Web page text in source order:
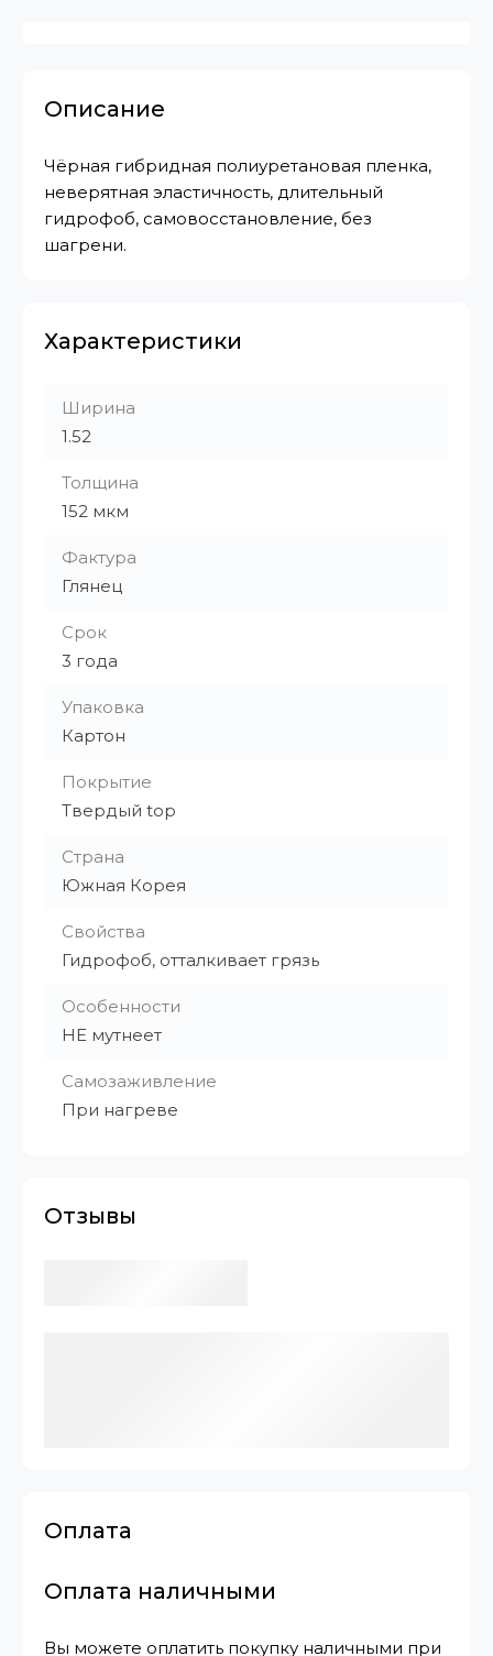
Описание
Чёрная гибридная полиуретановая пленка,
неверятная эластичность, длительный
гидрофоб, самовосстановление, без
шагрени.
Характеристики
Ширина
1.52
Толщина
152 мкм
Фактура
Глянец
Срок
3 года
Упаковка
Картон
Покрытие
Твердый top
Страна
Южная Корея
Свойства
Гидрофоб, отталкивает грязь
Особенности
НЕ мутнеет
Самозаживление
При нагреве
Отзывы
Оплата
Оплата наличными
Вы можете оплатить покупку наличными при